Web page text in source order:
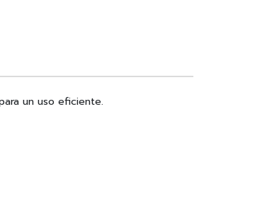
un uso eficiente.​